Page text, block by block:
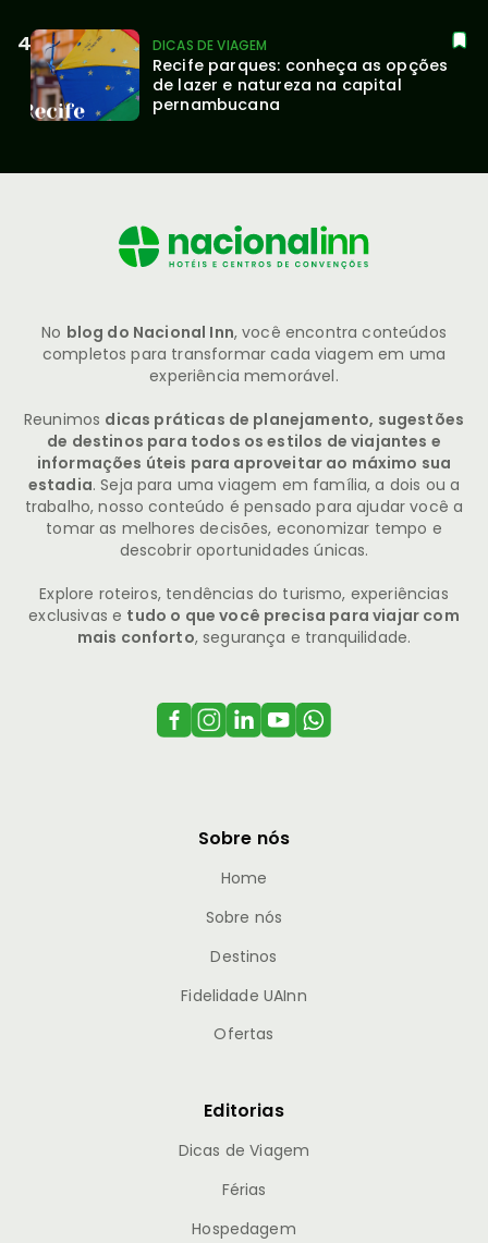
DICAS DE VIAGEM
Recife parques: conheça as opções
de lazer e natureza na capital
pernambucana
No blog do Nacional Inn, você encontra conteúdos
completos para transformar cada viagem em uma
experiência memorável.
Reunimos dicas práticas de planejamento, sugestões
de destinos para todos os estilos de viajantes e
informações úteis para aproveitar ao máximo sua
estadia. Seja para uma viagem em família, a dois ou a
trabalho, nosso conteúdo é pensado para ajudar você a
tomar as melhores decisões, economizar tempo e
descobrir oportunidades únicas.
Explore roteiros, tendências do turismo, experiências
exclusivas e tudo o que você precisa para viajar com
mais conforto, segurança e tranquilidade.
Sobre nós
Home
Sobre nós
Destinos
Fidelidade UAInn
Ofertas
Editorias
Dicas de Viagem
Férias
Hospedagem